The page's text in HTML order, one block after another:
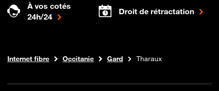
À vos cotés
24h/24
Droit de rétractation
Boutique Orange
Internet fibre Occitanie Gard Tharaux